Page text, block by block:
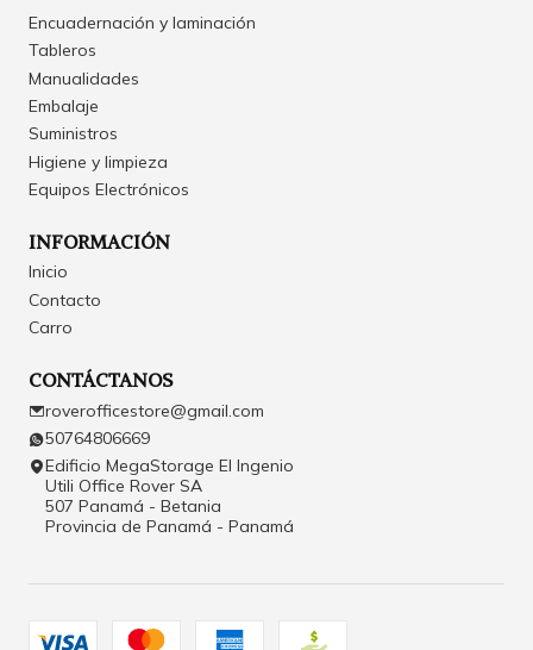
Encuadernación y laminación
Tableros
Manualidades
Embalaje
Suministros
Higiene y limpieza
Equipos Electrónicos
INFORMACIÓN
Inicio
Contacto
Carro
CONTÁCTANOS
roverofficestore@gmail.com
50764806669
Edificio MegaStorage El Ingenio
Utili Office Rover SA
507 Panamá - Betania
Provincia de Panamá - Panamá